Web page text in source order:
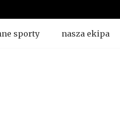
sporty nasza ekipa